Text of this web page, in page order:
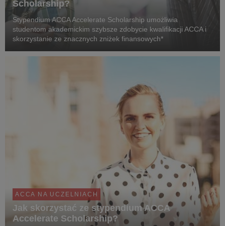
Scholarship?
Stypendium ACCA Accelerate Scholarship umożliwia
studentom akademickim szybsze zdobycie kwalifikacji ACCA i
skorzystanie ze znacznych zniżek finansowych*
ACCA NA UCZELNIACH
Jak skorzystać ze stypendium ACCA
Accelerate Scholarship?